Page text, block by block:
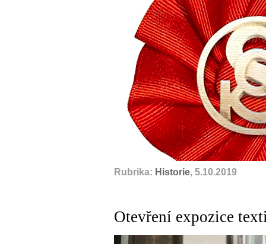
Rubrika: Historie, 5.10.2019
Otevření expozice